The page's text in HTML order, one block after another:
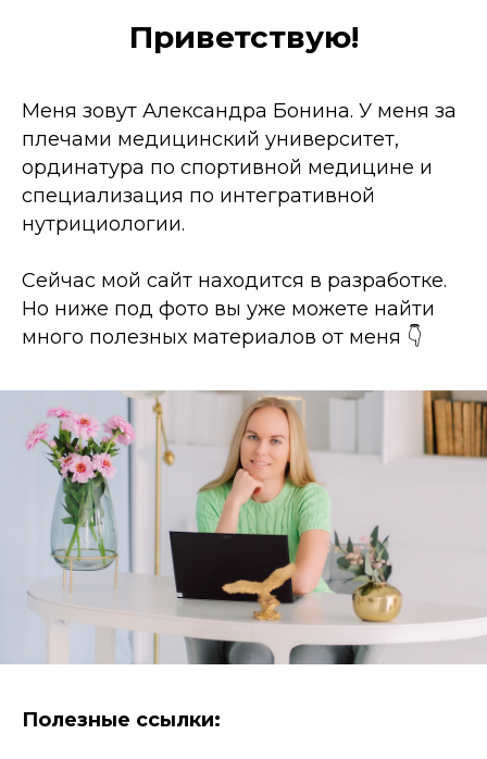
Приветствую!
Меня зовут Александра Бонина. У меня за
плечами медицинский университет,
ординатура по спортивной медицине и
специализация по интегративной
нутрициологии.
Сейчас мой сайт находится в разработке.
Но ниже под фото вы уже можете найти
много полезных материалов от меня 👇
Полезные ссылки: